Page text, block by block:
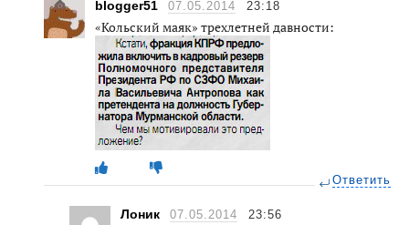
blogger51 07.05.2014 23:18
«Кольский маяк» трехлетней давности:
Ответить
Лоник 07.05.2014 23:56